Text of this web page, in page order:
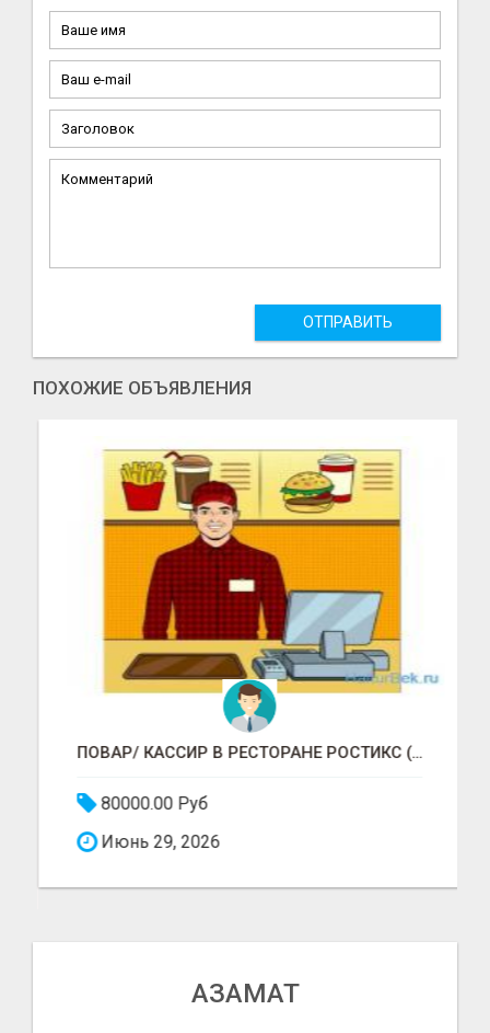
ОТПРАВИТЬ
ПОХОЖИЕ ОБЪЯВЛЕНИЯ
ПОВАР/ КАССИР В РЕСТОРАНЕ РОСТИКС (КФС)
80000.00 Руб
Июнь 29, 2026
АЗАМАТ